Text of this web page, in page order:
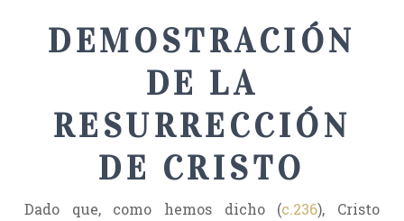
DEMOSTRACIÓN
DE LA
RESURRECCIÓN
DE CRISTO
Dado que, como hemos dicho (c.236), Cristo